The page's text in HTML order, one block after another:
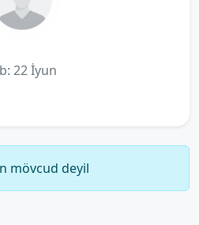
22 İyun
mövcud deyil